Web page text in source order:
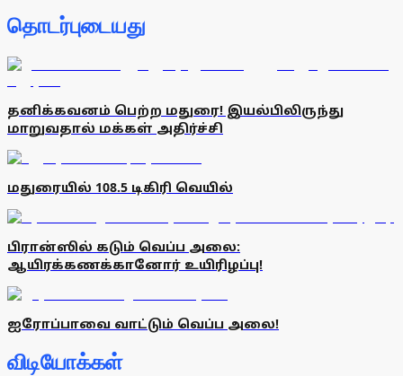
தொடர்புடையது
தனிக்கவனம் பெற்ற மதுரை! இயல்பிலிருந்து
மாறுவதால் மக்கள் அதிர்ச்சி
மதுரையில் 108.5 டிகிரி வெயில்
பிரான்ஸில் கடும் வெப்ப அலை:
ஆயிரக்கணக்கானோர் உயிரிழப்பு!
ஐரோப்பாவை வாட்டும் வெப்ப அலை!
விடியோக்கள்